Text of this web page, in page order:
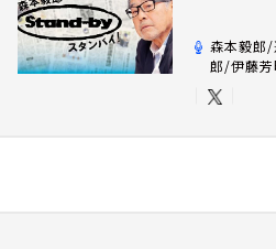
森本毅郎
郎/伊藤